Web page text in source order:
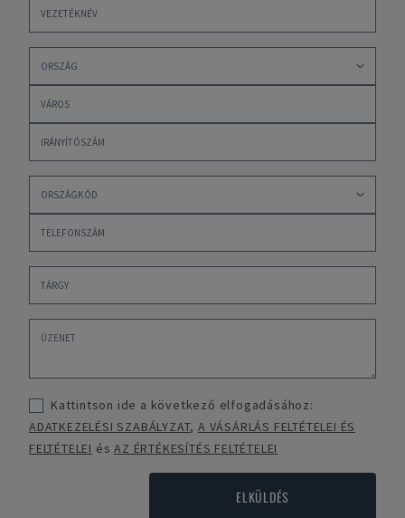
Kattintson ide a következő elfogadásához:
ADATKEZELÉSI SZABÁLYZAT,A VÁSÁRLÁS FELTÉTELEI ÉS
FELTÉTELEI ésAZ ÉRTÉKESÍTÉS FELTÉTELEI
ELKÜLDÉS